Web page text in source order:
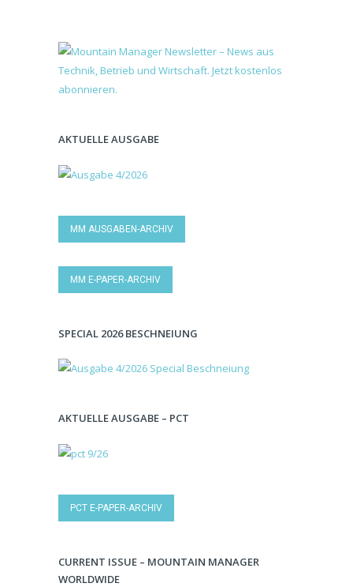
AKTUELLE AUSGABE
MM AUSGABEN-ARCHIV
MM E-PAPER-ARCHIV
SPECIAL 2026 BESCHNEIUNG
AKTUELLE AUSGABE – PCT
PCT E-PAPER-ARCHIV
CURRENT ISSUE – MOUNTAIN MANAGER
WORLDWIDE